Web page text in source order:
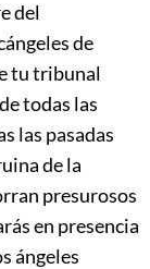
del
de
tu tribunal
todas las
las pasadas
de la
presurosos
en presencia
ángeles